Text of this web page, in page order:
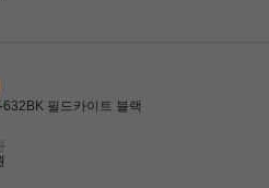
632BK 필드카이트 블랙